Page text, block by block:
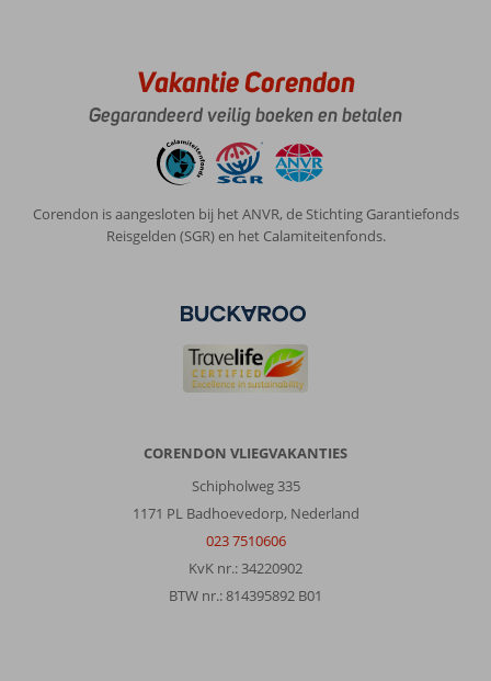
Vakantie Corendon
Gegarandeerd veilig boeken en betalen
Corendon is aangesloten bij het ANVR, de Stichting Garantiefonds
Reisgelden (SGR) en het Calamiteitenfonds.
CORENDON VLIEGVAKANTIES
Schipholweg 335
1171 PL Badhoevedorp, Nederland
023 7510606
KvK nr.: 34220902
BTW nr.: 814395892 B01